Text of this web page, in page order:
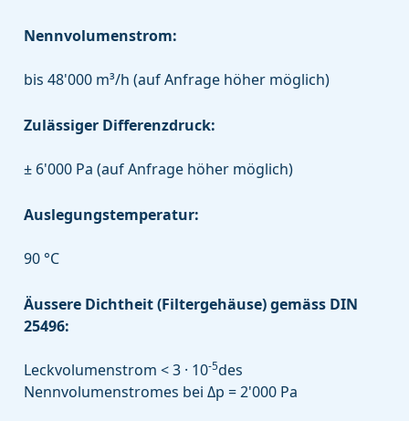
Nennvolumenstrom:
bis 48'000 m³/h (auf Anfrage höher möglich)
Zulässiger Differenzdruck:
± 6'000 Pa (auf Anfrage höher möglich)
Auslegungstemperatur:
90 °C
Äussere Dichtheit (Filtergehäuse) gemäss DIN
25496:
Leckvolumenstrom < 3 · 10-5des
Nennvolumenstromes bei Δp = 2'000 Pa